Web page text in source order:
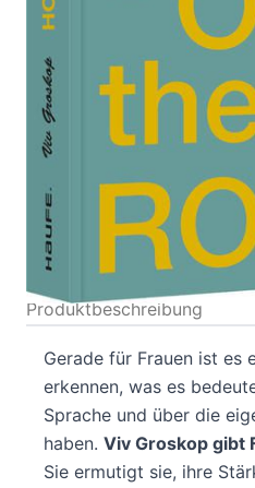
Lexware|Haufe
Softcover
Bibliografische Daten
Autor:innenbeschreibung
Produktbeschreibung
Gerade für Frauen ist es
erkennen, was es
Sprache und über die
haben. Viv Groskop gibt
Sie ermutigt sie, ihre